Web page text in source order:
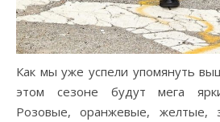
Как мы уже успели упомянуть
этом сезоне будут мега
Розовые, оранжевые, желтые,